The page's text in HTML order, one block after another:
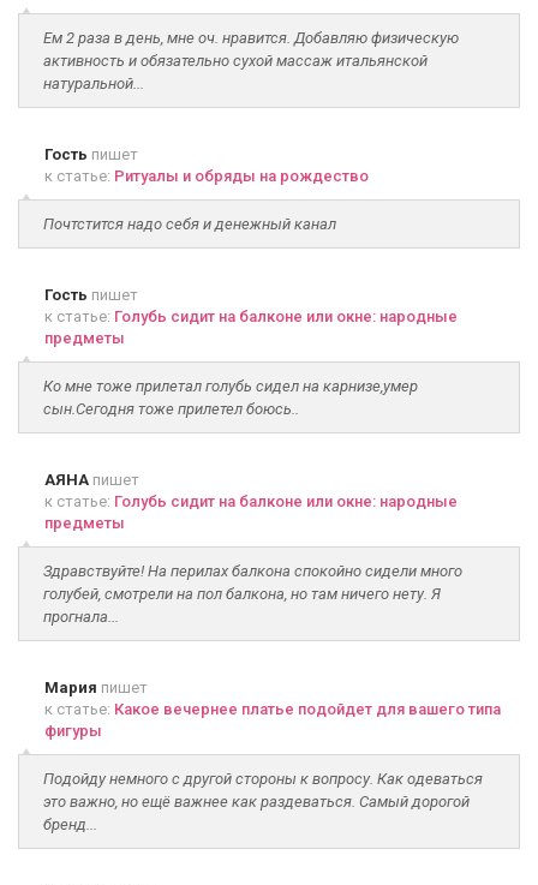
Ем 2 раза в день, мне оч. нравится. Добавляю физическую
активность и обязательно сухой массаж итальянской
натуральной...
Гость пишет
к статье: Ритуалы и обряды на рождество
Почтстится надо себя и денежный канал
Гость пишет
к статье: Голубь сидит на балконе или окне: народные
предметы
Ко мне тоже прилетал голубь сидел на карнизе,умер
сын.Сегодня тоже прилетел боюсь..
АЯНА пишет
к статье: Голубь сидит на балконе или окне: народные
предметы
Здравствуйте! На перилах балкона спокойно сидели много
голубей, смотрели на пол балкона, но там ничего нету. Я
прогнала...
Мария пишет
к статье: Какое вечернее платье подойдет для вашего типа
фигуры
Подойду немного с другой стороны к вопросу. Как одеваться
это важно, но ещё важнее как раздеваться. Самый дорогой
бренд...